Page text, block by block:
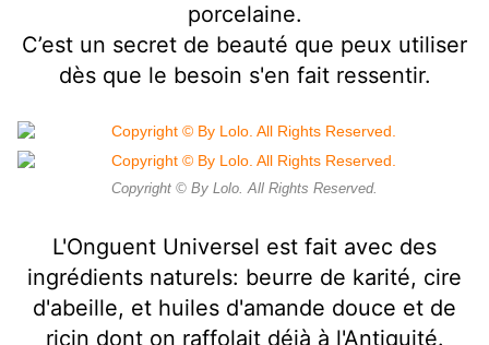
porcelaine.
C’est un secret de beauté que peux utiliser
dès que le besoin s'en fait ressentir.
Copyright © By Lolo. All Rights Reserved.
L'Onguent Universel est fait avec des
ingrédients naturels: beurre de karité, cire
d'abeille, et huiles d'amande douce et de
ricin dont on raffolait déjà à l'Antiquité.